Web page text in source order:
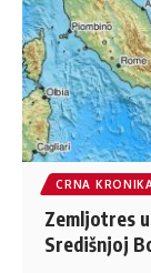
CRNA
Zemljotres
Središnjoj